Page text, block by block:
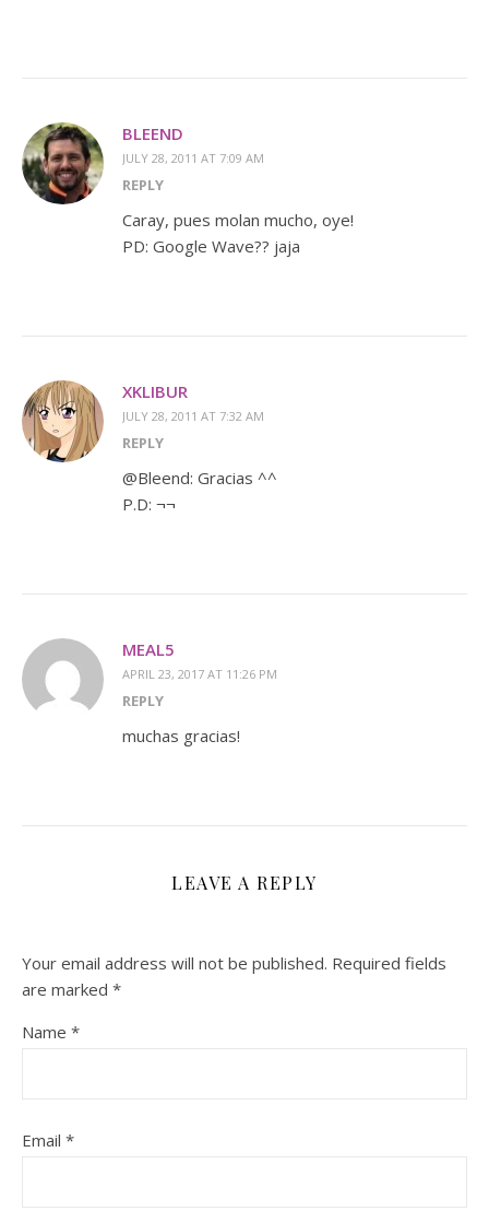
BLEEND
JULY 28, 2011 AT 7:09 AM
REPLY
Caray, pues molan mucho, oye!
PD: Google Wave?? jaja
XKLIBUR
JULY 28, 2011 AT 7:32 AM
REPLY
@Bleend: Gracias ^^
P.D: ¬¬
MEAL5
APRIL 23, 2017 AT 11:26 PM
REPLY
muchas gracias!
LEAVE A REPLY
Your email address will not be published. Required fields
are marked *
Name *
Email *